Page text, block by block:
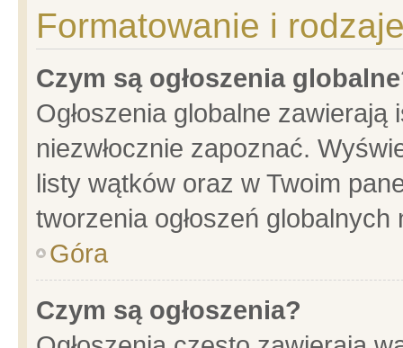
Formatowanie i
Czym są ogłoszenia
Ogłoszenia globalne
niezwłocznie zapoznać.
listy wątków oraz w Twoim
tworzenia ogłoszeń
Góra
Czym są ogłoszenia?